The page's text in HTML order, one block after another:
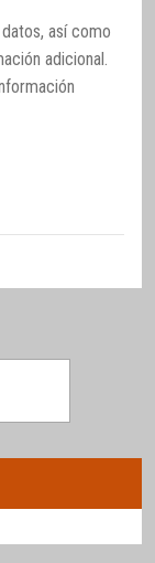
así como
adicional.